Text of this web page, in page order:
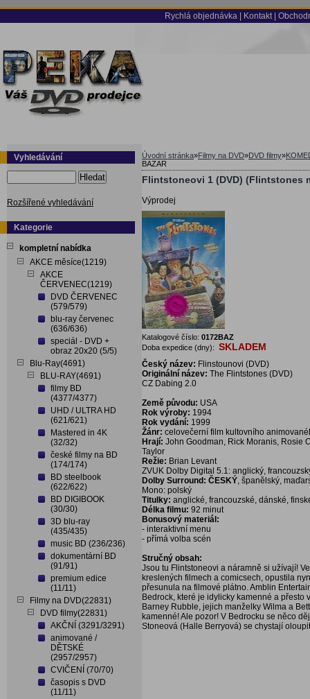
Rychlá objednávka Kontakt
Vyhledávání
Hledat
Rozšířené vyhledávání
Kategorie
kompletní nabídka
AKCE měsíce(1219)
AKCE
ČERVENEC(1219)
DVD ČERVENEC
(579/579)
blu-ray červenec
(636/636)
speciál - DVD +
obraz 20x20 (5/5)
Blu-Ray(4691)
BLU-RAY(4691)
filmy BD
(4377/4377)
UHD / ULTRA HD
(621/621)
Mastered in 4K
(32/32)
české filmy na BD
(174/174)
BD steelbook
(622/622)
BD DIGIBOOK
(30/30)
3D blu-ray
(435/435)
music BD (236/236)
dokumentární BD
(91/91)
premium edice
(11/11)
Filmy na DVD(22831)
DVD filmy(22831)
AKČNÍ (3291/3291)
animované /
DĚTSKÉ
(2957/2957)
CVIČENÍ (70/70)
časopis s DVD
(11/11)
Úvodní stránka»Filmy na DVD»DVD filmy»
BAZAR
Flintstoneovi 1 (DVD) (Flintstones
Výprodej
Katalogové číslo: 0172BAZ
Doba expedice (dny): SKLADEM
Český název: Flinstounovi (DVD)
Originální název: The Flintstones (DVD)
CZ Dabing 2.0
Země původu: USA
Rok výroby: 1994
Rok vydání: 1999
Žánr: celovečerní film kultovního
Hrají: John Goodman, Rick Moranis, Rosie
Taylor
Režie: Brian Levant
ZVUK Dolby Digital 5.1: anglický,
Dolby Surround: ČESKÝ, španělský,
Mono: polský
Titulky: anglické, francouzské, dánské,
Délka filmu: 92 minut
Bonusový materiál:
- interaktivní menu
- přímá volba scén
Stručný obsah:
Jsou tu Flintstoneovi a náramně si užívají!
kreslených filmech a comicsech, opustila
přesunula na filmové plátno. Amblin
Bedrock, které je idylicky kamenné a
Barney Rubble, jejich manželky Wilma a
kamenné! Ale pozor! V Bedrocku se něco
Stoneová (Halle Berryová) se chystají